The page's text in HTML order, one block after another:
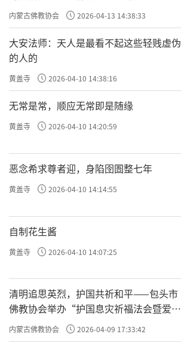
内蒙古佛教协会 2026-04-13 14:38:33
大安法师：天人是最看不起这些轻贱虚伪
的人的
黄盖寺 2026-04-10 14:38:16
无常是常，顺应无常即是随缘
黄盖寺 2026-04-10 14:20:59
恶念希求尊者迎，身陷囹圄整七年
黄盖寺 2026-04-10 14:14:55
自制花生酱
黄盖寺 2026-04-10 14:07:25
清明追思英烈，护国共祈和平——包头市
佛教协会举办“护国息灾祈福法会暨爱国
主义电影观影活动”
内蒙古佛教协会 2026-04-09 17:33:42